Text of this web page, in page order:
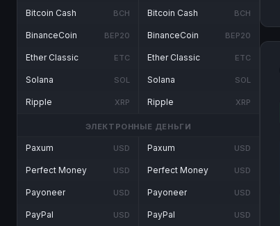
Bitcoin Cash BCH
BinanceCoin BEP20
Ether Classic ETC
Solana SOL
Ripple XRP
Bitcoin Cash BCH
BinanceCoin BEP20
Ether Classic ETC
Solana SOL
Ripple XRP
ЭЛЕКТРОННЫЕ ДЕНЬГИ
Paxum USD
Perfect Money USD
Payoneer USD
PayPal USD
Paxum USD
Perfect Money USD
Payoneer USD
PayPal USD